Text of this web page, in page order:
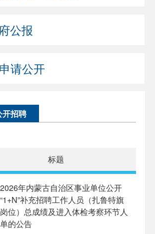
公报
请公开
开招聘
标题
年内蒙古自治区事业单位公开
补充招聘工作人员（扎鲁特旗
位）总成绩及进入体检考察环节人
的公告